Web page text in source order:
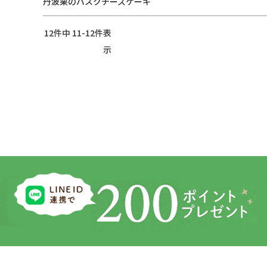
12件中 11-12件表
示